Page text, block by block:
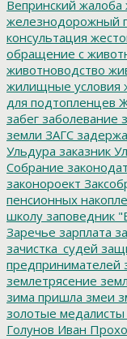
Вепринский жалоба
железнодорожный
консультация
обращение с
животноводство
жилищные условия
для подтопленцев
забег заболевание
земли ЗАГС
Ульдура заказник
Собрание
законороект
пенсионных
школу заповедник
Заречье зарплата
зачистка_судей
предпринимателей
землетрясение
зима пришла змеи
золотые медалисты
Голунов Иван